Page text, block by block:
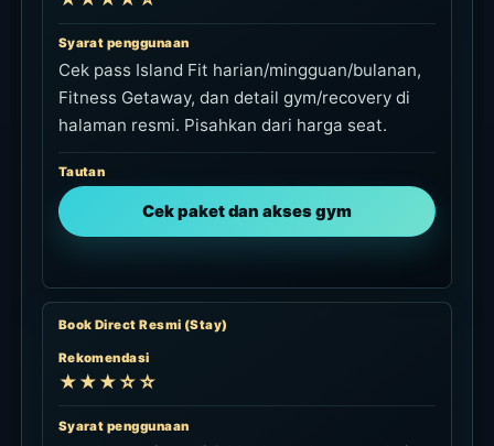
Syarat penggunaan
Cek pass Island Fit harian/mingguan/bulanan,
Fitness Getaway, dan detail gym/recovery di
halaman resmi. Pisahkan dari harga seat.
Tautan
Cek paket dan akses gym
Book Direct Resmi (Stay)
Rekomendasi
★★★☆☆
Syarat penggunaan